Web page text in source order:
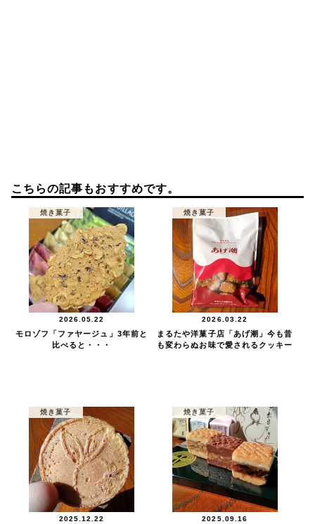
こちらの記事もおすすめです。
焼き菓子
2026.05.22
モロゾフ「ファヤージュ」3年前と
比べると・・・
焼き菓子
2026.03.22
まるたや洋菓子店「あげ潮」今も昔
も変わらぬお味で愛されるクッキー
焼き菓子
2025.12.22
焼き菓子
2025.09.16